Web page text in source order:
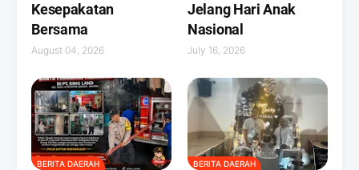
Kesepakatan
Bersama
August 04, 2026
Jelang Hari Anak
Nasional
July 16, 2026
BERITA DAERAH BERITA DAERAH